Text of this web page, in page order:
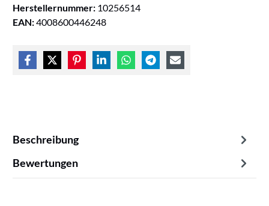
Herstellernummer: 10256514
EAN:4008600446248
Beschreibung
Bewertungen